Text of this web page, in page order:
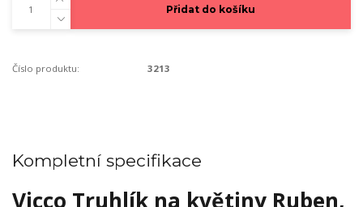
Přidat do košíku
Číslo produktu: 3213
Kompletní specifikace
Vicco Truhlík na květiny Ruben,